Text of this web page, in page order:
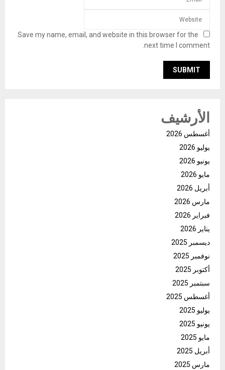
Save my name, email, and website in this browser for the
next time I comment.
الأرشيف
أغسطس 2026
يوليو 2026
يونيو 2026
مايو 2026
أبريل 2026
مارس 2026
فبراير 2026
يناير 2026
ديسمبر 2025
نوفمبر 2025
أكتوبر 2025
سبتمبر 2025
أغسطس 2025
يوليو 2025
يونيو 2025
مايو 2025
أبريل 2025
مارس 2025